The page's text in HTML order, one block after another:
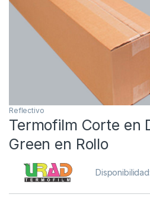
Reflectivo
Termofilm Corte en
Green en Rollo
Disponibilidad: